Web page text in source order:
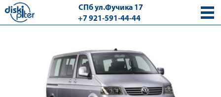
СПб ул.Фучика 17
+7 921-591-44-44